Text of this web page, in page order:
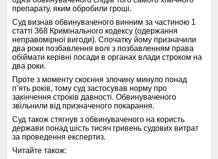
препарату, яким обробили гроші.
Суд визнав обвинуваченого винним за частиною 1
статті 368 Кримінального кодексу (одержання
неправомірної вигоди). Спочатку йому призначили
два роки позбавлення волі з позбавленням права
обіймати керівні посади в органах влади строком на
два роки.
Проте з моменту скоєння злочину минуло понад
п’ять років, тому суд застосував норму про
закінчення строків давності. Обвинуваченого
звільнили від призначеного покарання.
Суд також стягнув з обвинуваченого на користь
держави понад шість тисяч гривень судових витрат
за проведення експертиз.
Читайте також: